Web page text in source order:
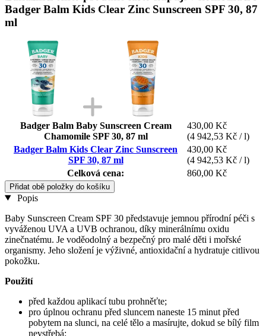
Badger Balm Kids Clear Zinc Sunscreen SPF 30, 87
ml
Badger Balm Baby Sunscreen Cream
Chamomile SPF 30, 87 ml
430,00 Kč
(4 942,53 Kč / l)
Badger Balm Kids Clear Zinc Sunscreen
SPF 30, 87 ml
430,00 Kč
(4 942,53 Kč / l)
Celková cena:
860,00 Kč
Přidat obě položky do košíku
Popis
Baby Sunscreen Cream SPF 30 představuje jemnou přírodní péči s
vyváženou UVA a UVB ochranou, díky minerálnímu oxidu
zinečnatému. Je voděodolný a bezpečný pro malé děti i mořské
organismy. Jeho složení je výživné, antioxidační a hydratuje citlivou
pokožku.
Použití
před každou aplikací tubu prohněťte;
pro úplnou ochranu před sluncem naneste 15 minut před
pobytem na slunci, na celé tělo a masírujte, dokud se bílý film
nevstřebá;